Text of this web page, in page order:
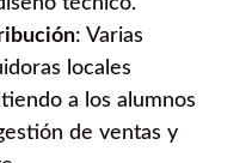
: Varias
locales
a los alumnos
de ventas y